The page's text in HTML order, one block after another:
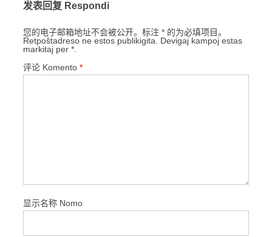
发表回复 Respondi
您的电子邮箱地址不会被公开。标注 * 的为必填项目。
Retpoŝtadreso ne estos publikigita. Devigaj kampoj estas
markitaj per *.
评论 Komento *
显示名称 Nomo